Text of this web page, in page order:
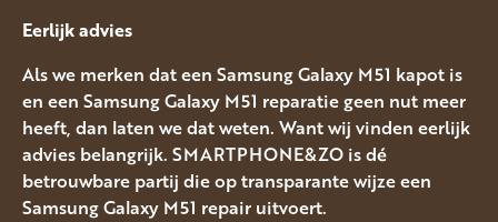
Eerlijk advies
Als we merken dat een Samsung Galaxy M51 kapot is
en een Samsung Galaxy M51 reparatie geen nut meer
heeft, dan laten we dat weten. Want wij vinden eerlijk
advies belangrijk. SMARTPHONE&ZO is dé
betrouwbare partij die op transparante wijze een
Samsung Galaxy M51 repair uitvoert.